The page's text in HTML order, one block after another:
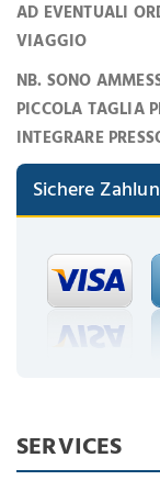
AD EVENTUALI
VIAGGIO
NB. SONO
PICCOLA TAGLIA
INTEGRARE
Sichere
SERVICES